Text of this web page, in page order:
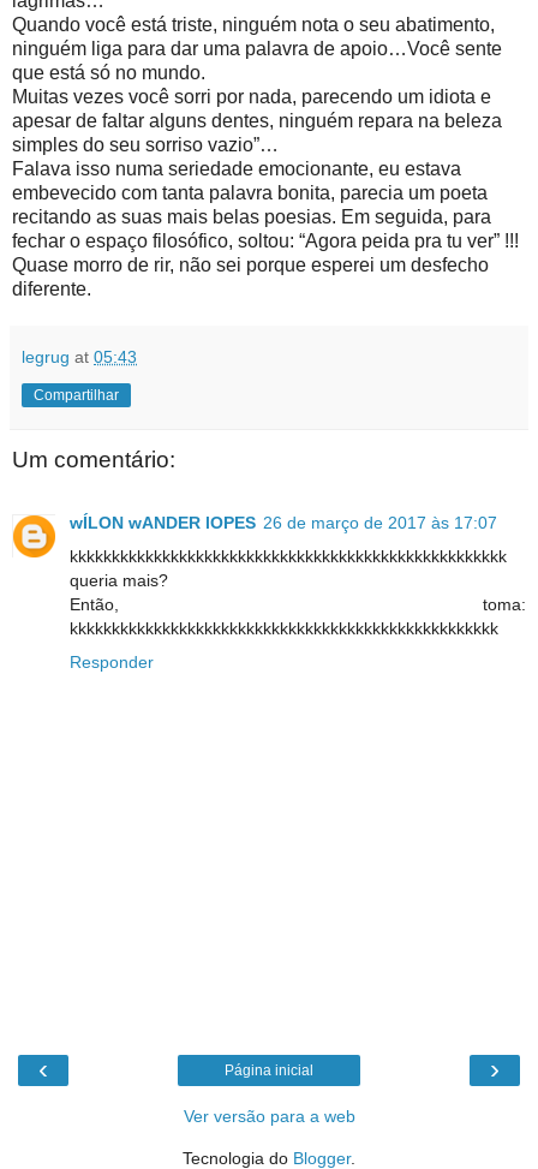
Quando você está triste, ninguém nota o seu abatimento,
ninguém liga para dar uma palavra de apoio…Você sente
que está só no mundo.
Muitas vezes você sorri por nada, parecendo um idiota e
apesar de faltar alguns dentes, ninguém repara na beleza
simples do seu sorriso vazio”…
Falava isso numa seriedade emocionante, eu estava
embevecido com tanta palavra bonita, parecia um poeta
recitando as suas mais belas poesias. Em seguida, para
fechar o espaço filosófico, soltou: “Agora peida pra tu ver” !!!
Quase morro de rir, não sei porque esperei um desfecho
diferente.
legrug at 05:43
Compartilhar
Um comentário:
wÍLON wANDER lOPES 26 de março de 2017 às 17:07
kkkkkkkkkkkkkkkkkkkkkkkkkkkkkkkkkkkkkkkkkkkkkkkkkkkk
queria mais?
Então, toma:
kkkkkkkkkkkkkkkkkkkkkkkkkkkkkkkkkkkkkkkkkkkkkkkkkkk
Responder
‹ ›
Página inicial
Ver versão para a web
Tecnologia do Blogger.